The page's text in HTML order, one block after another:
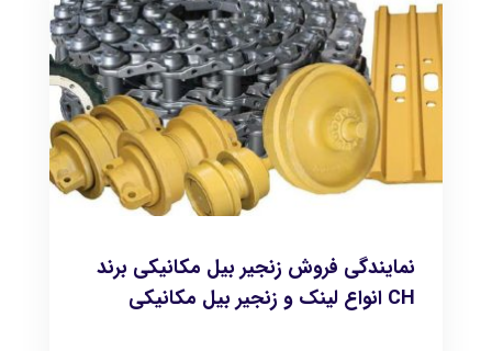
نمایندگی فروش زنجیر بیل مکانیکی برند
CH انواع لینک و زنجیر بیل مکانیکی